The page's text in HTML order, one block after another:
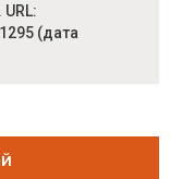
(дата